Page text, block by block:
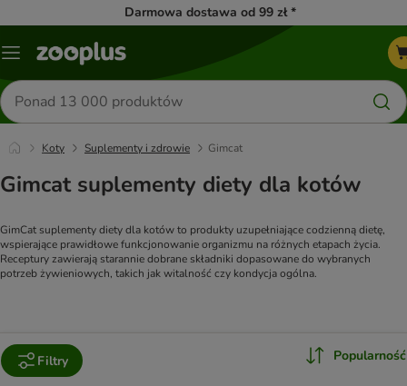
Darmowa dostawa od 99 zł *
Menu
Szukaj
produktów
Koty Suplementy i zdrowie Gimcat
Gimcat suplementy diety dla kotów
GimCat suplementy diety dla kotów to produkty uzupełniające codzienną dietę,
wspierające prawidłowe funkcjonowanie organizmu na różnych etapach życia.
Receptury zawierają starannie dobrane składniki dopasowane do wybranych
potrzeb żywieniowych, takich jak witalność czy kondycja ogólna.
Filtry Popularność